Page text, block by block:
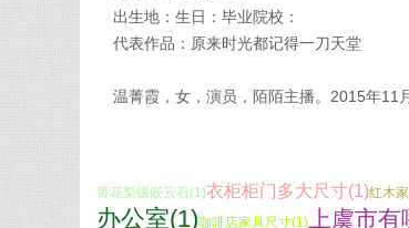
出生地：生日：毕业院校：
代表作品：原来时光都记得一刀天堂
温菁霞，女，演员，陌陌主播。2015年11
黄花梨镶嵌云石(1)衣柜柜门多大尺寸(1)红木
办公室(1)咖啡店家具尺寸(1) 上虞市